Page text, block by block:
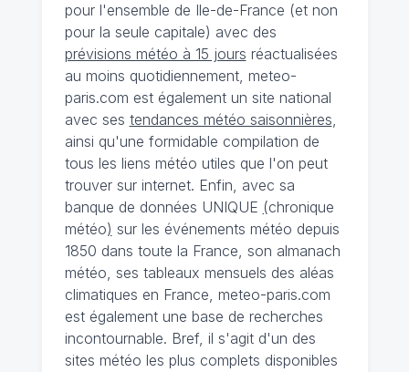
pour l'ensemble de Ile-de-France (et non
pour la seule capitale) avec des
prévisions météo à 15 jours réactualisées
au moins quotidiennement, meteo-
paris.com est également un site national
avec ses tendances météo saisonnières,
ainsi qu'une formidable compilation de
tous les liens météo utiles que l'on peut
trouver sur internet. Enfin, avec sa
banque de données UNIQUE (chronique
météo) sur les événements météo depuis
1850 dans toute la France, son almanach
météo, ses tableaux mensuels des aléas
climatiques en France, meteo-paris.com
est également une base de recherches
incontournable. Bref, il s'agit d'un des
sites météo les plus complets disponibles